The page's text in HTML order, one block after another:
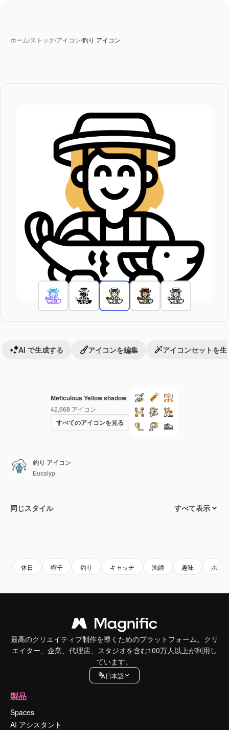
ホーム/ストック/アイコン/釣り アイコン
Meticulous Yellow shadow
42,668 アイコン
すべてのアイコンを見る
AI で生成する アイコンを編集 アイコンセットを生
釣り アイコン
Eucalyp
同じスタイル すべて表示
休日 帽子 釣り キャッチ 漁師 趣味 ホー
最高のクリエイティブ制作を導くためのプラットフォーム。クリ
エイター、企業、代理店、スタジオを含む100万人以上が利用し
ています。
日本語
製品
Spaces
AI アシスタント